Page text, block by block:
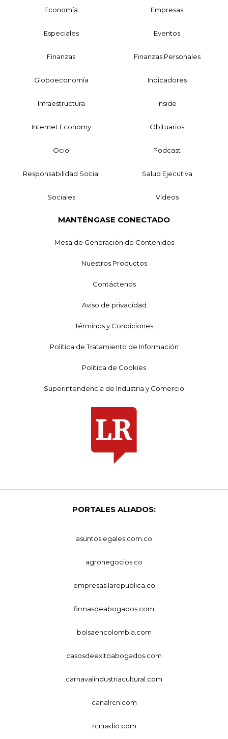
Economía Empresas
Especiales Eventos
Finanzas Finanzas Personales
Globoeconomía Indicadores
Infraestructura Inside
Internet Economy Obituarios
Ocio Podcast
Responsabilidad Social Salud Ejecutiva
Sociales Videos
MANTÉNGASE CONECTADO
Mesa de Generación de Contenidos
Nuestros Productos
Contáctenos
Aviso de privacidad
Términos y Condiciones
Política de Tratamiento de Información
Política de Cookies
Superintendencia de Industria y Comercio
PORTALES ALIADOS:
asuntoslegales.com.co
agronegocios.co
empresas.larepublica.co
firmasdeabogados.com
bolsaencolombia.com
casosdeexitoabogados.com
carnavalindustriacultural.com
canalrcn.com
rcnradio.com